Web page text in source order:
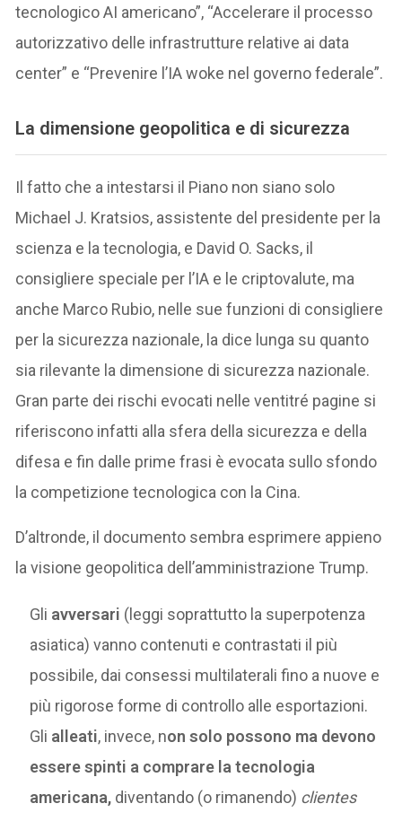
tecnologico AI americano”, “Accelerare il processo
autorizzativo delle infrastrutture relative ai data
center” e “Prevenire l’IA woke nel governo federale”.
La dimensione geopolitica e di sicurezza
Il fatto che a intestarsi il Piano non siano solo
Michael J. Kratsios, assistente del presidente per la
scienza e la tecnologia, e David O. Sacks, il
consigliere speciale per l’IA e le criptovalute, ma
anche Marco Rubio, nelle sue funzioni di consigliere
per la sicurezza nazionale, la dice lunga su quanto
sia rilevante la dimensione di sicurezza nazionale.
Gran parte dei rischi evocati nelle ventitré pagine si
riferiscono infatti alla sfera della sicurezza e della
difesa e fin dalle prime frasi è evocata sullo sfondo
la competizione tecnologica con la Cina.
D’altronde, il documento sembra esprimere appieno
la visione geopolitica dell’amministrazione Trump.
Gli avversari (leggi soprattutto la superpotenza
asiatica) vanno contenuti e contrastati il più
possibile, dai consessi multilaterali fino a nuove e
più rigorose forme di controllo alle esportazioni.
Gli alleati, invece, non solo possono ma devono
essere spinti a comprare la tecnologia
americana, diventando (o rimanendo) clientes